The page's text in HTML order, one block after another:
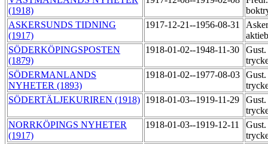
(1918)
ASKERSUNDS TIDNING
(1917)
1917-12-21--1956-08-31
SÖDERKÖPINGSPOSTEN
(1879)
1918-01-02--1948-11-30
SÖDERMANLANDS
NYHETER (1893)
1918-01-02--1977-08-03 Gust.
SÖDERTÄLJEKURIREN (1918) 1918-01-03--1919-11-29
Gust.
NORRKÖPINGS NYHETER
(1917)
1918-01-03--1919-12-11
Gust.